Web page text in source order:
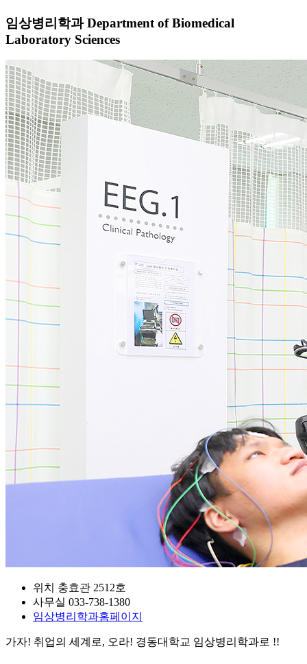
임상병리학과 Department of Biomedical
Laboratory Sciences
위치
충효관 2512호
사무실 033-738-1380
임상병리학과홈페이지
가자! 취업의 세계로, 오라! 경동대학교 임상병리학과로 !!